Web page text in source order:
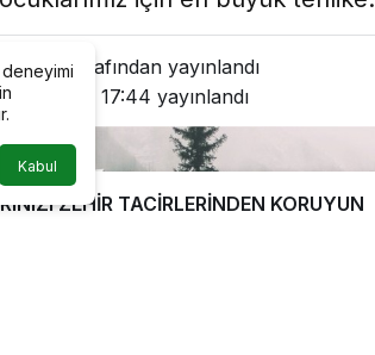
Startarafından yayınlandı
2018, 17:44 yayınlandı
ZEHİR TACİRLERİNDEN KORUYUN
Kabul